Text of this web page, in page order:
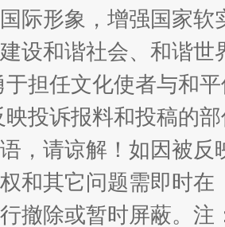
际形象，增强国家
设和谐社会、和谐
于担任文化使者与和
映投诉报料和投稿的
，请谅解！如因被
和其它问题需即时在
撤除或暂时屏蔽。